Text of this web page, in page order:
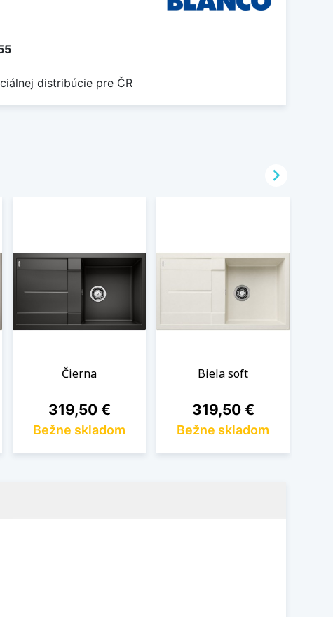
distribúcie pre ČR
Čierna
Cena
319,50 €
Bežne skladom
Biela soft
Cena
319,50 €
Bežne skladom
